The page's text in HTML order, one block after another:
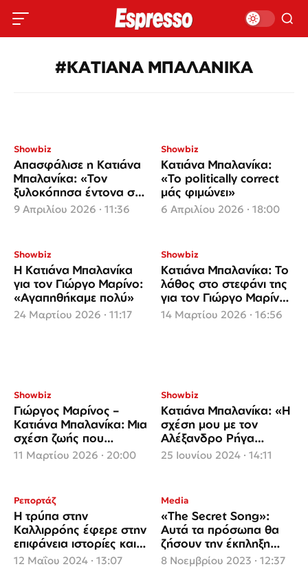
#ΚΑΤΙΑΝΑ ΜΠΑΛΑΝΙΚΑ
Showbiz
Απασφάλισε η Κατιάνα
Μπαλανίκα: «Τον
ξυλοκόπησα έντονα στη
μέση του δρόμου»
9 Απριλίου 2026 · 11:36
Showbiz
Κατιάνα Μπαλανίκα:
«Το politically correct
μάς φιμώνει»
6 Απριλίου 2026 · 18:00
Showbiz
Η Κατιάνα Μπαλανίκα
για τον Γιώργο Μαρίνο:
«Αγαπηθήκαμε πολύ»
24 Μαρτίου 2026 · 11:17
Showbiz
Κατιάνα Μπαλανίκα: Το
λάθος στο στεφάνι της
για τον Γιώργο Μαρίνο
και το συγκινητικό
μήνυμα
14 Μαρτίου 2026 · 16:56
Showbiz
Γιώργος Μαρίνος –
Κατιάνα Μπαλανίκα: Μια
σχέση ζωής που
σημάδεψε και τους δύο
11 Μαρτίου 2026 · 20:00
Showbiz
Κατιάνα Μπαλανίκα: «Η
σχέση μου με τον
Αλέξανδρο Ρήγα
τελείωσε πολύ μετά το
25 Ιουνίου 2024 · 14:11
Ρεπορτάζ
Η τρύπα στην
Καλλιρρόης έφερε στην
επιφάνεια ιστορίες και
κουτσομπολιά για τη
12 Μαΐου 2024 · 13:07
Media
«The Secret Song»:
Αυτά τα πρόσωπα θα
ζήσουν την έκπληξη
στην πρεμιέρα της
εκπομπής
8 Νοεμβρίου 2023 · 12:37